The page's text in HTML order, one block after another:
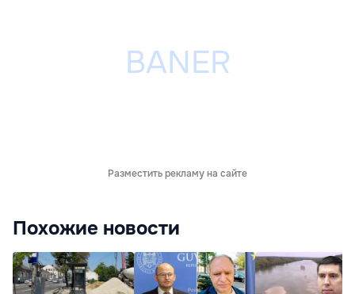
Разместить рекламу на сайте
Похожие новости